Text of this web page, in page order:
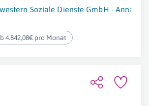
Soziale Dienste GmbH -
4.842,08€ pro Monat